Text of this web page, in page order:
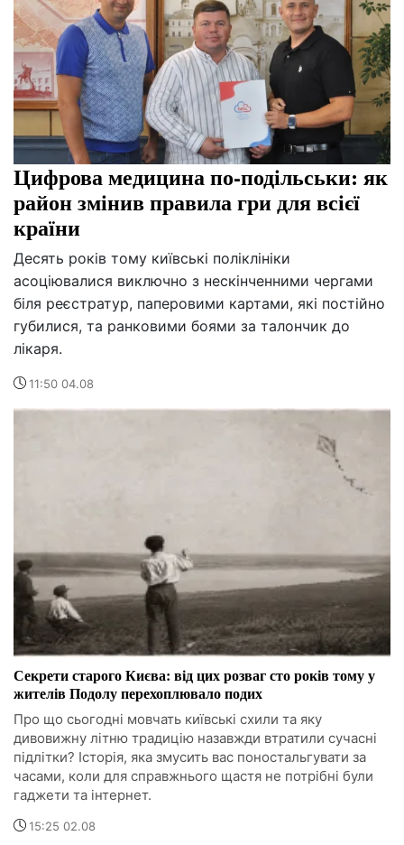
Цифрова медицина по-подільськи: як
район змінив правила гри для всієї
країни
Десять років тому київські поліклініки
асоціювалися виключно з нескінченними чергами
біля реєстратур, паперовими картами, які постійно
губилися, та ранковими боями за талончик до
лікаря.
11:50 04.08
Секрети старого Києва: від цих розваг сто років тому у
жителів Подолу перехоплювало подих
Про що сьогодні мовчать київські схили та яку
дивовижну літню традицію назавжди втратили сучасні
підлітки? Історія, яка змусить вас поностальгувати за
часами, коли для справжнього щастя не потрібні були
гаджети та інтернет.
15:25 02.08